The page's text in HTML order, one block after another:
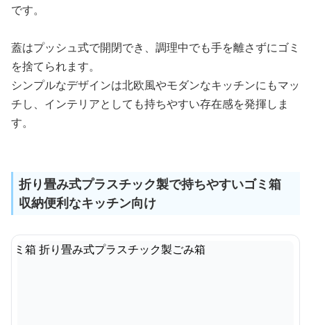
です。
蓋はプッシュ式で開閉でき、調理中でも手を離さずにゴミ
を捨てられます。
シンプルなデザインは北欧風やモダンなキッチンにもマッ
チし、インテリアとしても持ちやすい存在感を発揮しま
す。
折り畳み式プラスチック製で持ちやすいゴミ箱
収納便利なキッチン向け